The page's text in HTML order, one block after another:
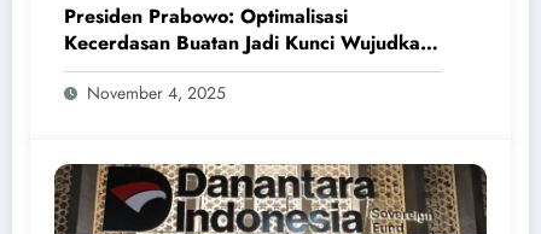
Presiden Prabowo: Optimalisasi
Kecerdasan Buatan Jadi Kunci Wujudkan
Swasembada Pangan dan Pengentasan
Kemiskinan
November 4, 2025